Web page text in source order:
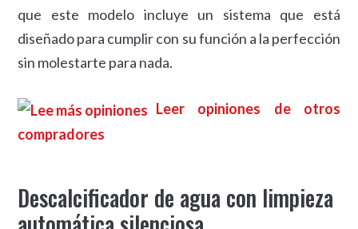
que este modelo incluye un sistema que está
diseñado para cumplir con su función a la perfección
sin molestarte para nada.
Leer opiniones de otros
compradores
Descalcificador de agua con limpieza